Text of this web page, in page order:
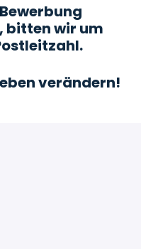
bitten wir um
verändern!